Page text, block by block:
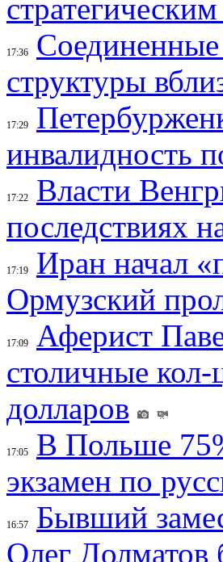
17:36
структуры
17:29
инвалидность
17:22
Власти
последствиях
17:19
Иран начал
Ормузский
17:09
Аферист
столичные
долларов
17:05
В Польше
экзамен по
16:57
Бывший
Олег Долматов